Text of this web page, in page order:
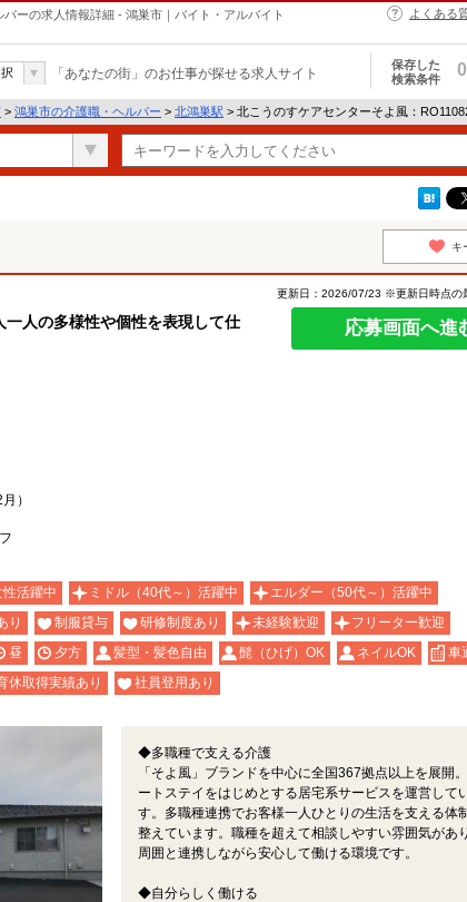
ーの求人情報詳細 - 鴻巣市｜バイト・アルバイト
よくある
「あなたの街」のお仕事が探せる求人サイト
保存した
検索条件
0
> 鴻巣市の介護職・ヘルパー > 北鴻巣駅 > 北こうのすケアセンターそよ風：
キ
人の多様性や個性を表現して仕
更新日：2026/07/23 ※更新日時点の
応募画面へ進
）
性活躍中 ミドル（40代～）活躍中
エルダー（50代～）活躍中
り 制服貸与 研修制度あり 未経験歓迎
フリーター歓迎
昼 夕方 髪型・髪色自由 髭（ひげ）OK ネイルOK
車
休取得実績あり 社員登用あり
◆多職種で支える介護
「そよ風」ブランドを中心に全国367拠点以上を展開
ートステイをはじめとする居宅系サービスを運営して
す。多職種連携でお客様一人ひとりの生活を支える体
整えています。職種を超えて相談しやすい雰囲気があり
周囲と連携しながら安心して働ける環境です。
◆自分らしく働ける